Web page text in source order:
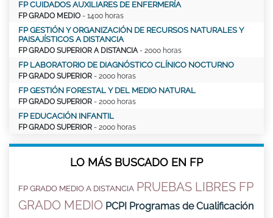
FP CUIDADOS AUXILIARES DE ENFERMERÍA
FP GRADO MEDIO - 1400 horas
FP GESTIÓN Y ORGANIZACIÓN DE RECURSOS NATURALES Y
PAISAJÍSTICOS A DISTANCIA
FP GRADO SUPERIOR A DISTANCIA - 2000 horas
FP LABORATORIO DE DIAGNÓSTICO CLÍNICO NOCTURNO
FP GRADO SUPERIOR - 2000 horas
FP GESTIÓN FORESTAL Y DEL MEDIO NATURAL
FP GRADO SUPERIOR - 2000 horas
FP EDUCACIÓN INFANTIL
FP GRADO SUPERIOR - 2000 horas
LO MÁS BUSCADO EN FP
FP GRADO MEDIO A DISTANCIA PRUEBAS LIBRES FP
GRADO MEDIO PCPI Programas de Cualificación